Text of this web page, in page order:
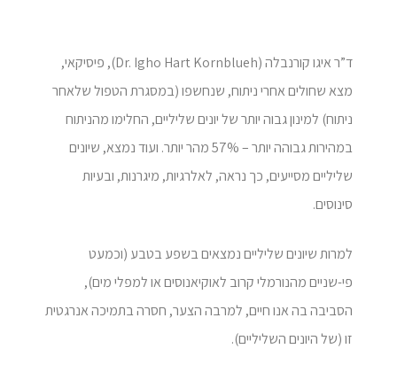
ד”ר איגו קורנבלה (Dr. Igho Hart Kornblueh), פיסיקאי,
מצא שחולים אחרי ניתוח, שנחשפו (במסגרת הטפול שלאחר
ניתוח) למינון גבוה יותר של יונים שליליים, החלימו מהניתוח
במהירות גבוהה יותר – 57% מהר יותר. ועוד נמצא, שיונים
שליליים מסייעים, כך נראה, לאלרגיות, מיגרנות, ובעיות
סינוסים.
למרות שיונים שליליים נמצאים בשפע בטבע (וכמעט
פי-שניים מהנורמלי קרוב לאוקיאנוסים או למפלי מים),
הסביבה בה אנו חיים, למרבה הצער, חסרה בתמיכה אנרגטית
זו (של היונים השליליים).